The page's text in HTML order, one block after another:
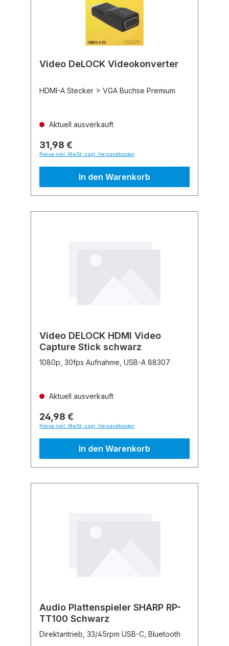
Video DeLOCK Videokonverter
HDMI-A Stecker > VGA Buchse Premium
Aktuell ausverkauft
31,98 €
Preise inkl. MwSt. zzgl. Versandkosten
In den Warenkorb
Video DELOCK HDMI Video
Capture Stick schwarz
1080p, 30fps Aufnahme, USB-A 88307
Aktuell ausverkauft
24,98 €
Preise inkl. MwSt. zzgl. Versandkosten
In den Warenkorb
Audio Plattenspieler SHARP RP-
TT100 Schwarz
Direktantrieb, 33/45rpm USB-C, Bluetooth